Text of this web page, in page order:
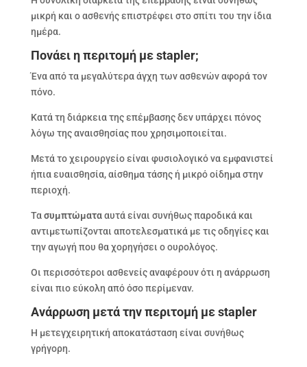
μικρή και ο ασθενής επιστρέφει στο σπίτι του την ίδια
ημέρα.
Πονάει η περιτομή με stapler;
Ένα από τα μεγαλύτερα άγχη των ασθενών αφορά τον
πόνο.
Κατά τη διάρκεια της επέμβασης δεν υπάρχει πόνος
λόγω της αναισθησίας που χρησιμοποιείται.
Μετά το χειρουργείο είναι φυσιολογικό να εμφανιστεί
ήπια ευαισθησία, αίσθημα τάσης ή μικρό οίδημα στην
περιοχή.
Τασυμπτώματααυτά είναι συνήθως παροδικά και
αντιμετωπίζονται αποτελεσματικά με τις οδηγίες και
την αγωγή που θα χορηγήσει ο ουρολόγος.
Οι περισσότεροι ασθενείς αναφέρουν ότι η ανάρρωση
είναι πιο εύκολη από όσο περίμεναν.
Ανάρρωση μετά την περιτομή με stapler
Η μετεγχειρητική αποκατάσταση είναι συνήθως
γρήγορη.